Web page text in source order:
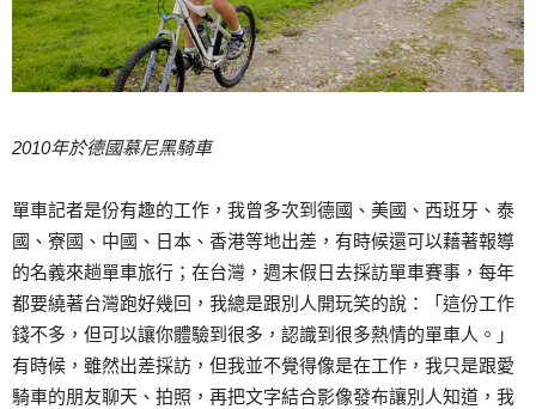
2010年於德國慕尼黑騎車
單車記者是份有趣的工作，我曾多次到德國、美國、西班牙、泰
國、寮國、中國、日本、香港等地出差，有時候還可以藉著報導
的名義來趟單車旅行；在台灣，週末假日去採訪單車賽事，每年
都要繞著台灣跑好幾回，我總是跟別人開玩笑的說：「這份工作
錢不多，但可以讓你體驗到很多，認識到很多熱情的單車人。」
有時候，雖然出差採訪，但我並不覺得像是在工作，我只是跟愛
騎車的朋友聊天、拍照，再把文字結合影像發布讓別人知道，我